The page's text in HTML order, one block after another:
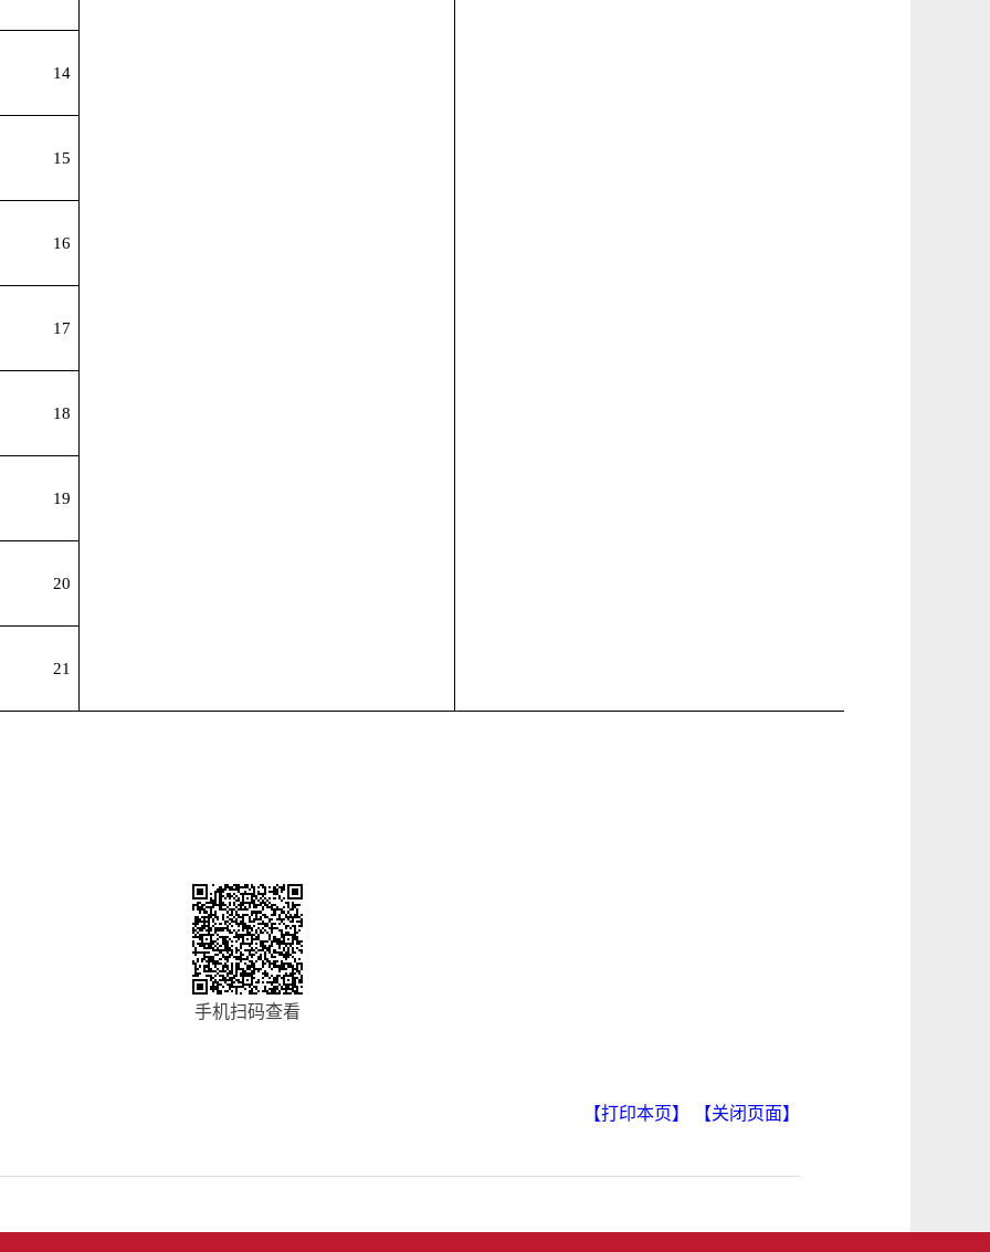
14
15
16
17
18
19
20
21
手机扫码查看
【打印本页】 【关闭页面】